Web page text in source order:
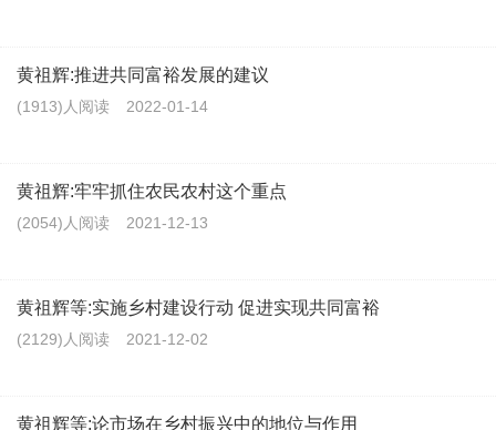
黄祖辉:推进共同富裕发展的建议
(1913)人阅读 2022-01-14
黄祖辉:牢牢抓住农民农村这个重点
(2054)人阅读 2021-12-13
黄祖辉等:实施乡村建设行动 促进实现共同富裕
(2129)人阅读 2021-12-02
黄祖辉等:论市场在乡村振兴中的地位与作用